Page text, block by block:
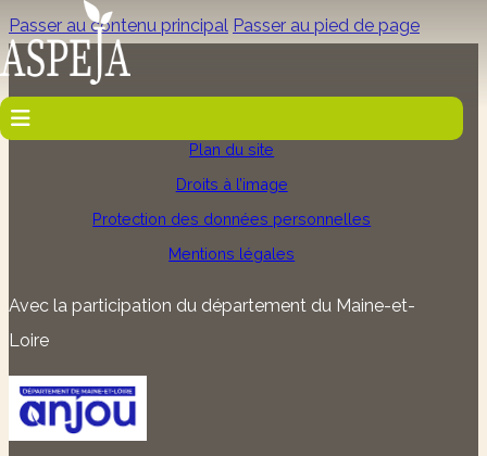
Passer au contenu principal Passer au pied de page
Plan du site
Droits à l’image
Protection des données personnelles
Mentions légales
Avec la participation du département du Maine-et-
Loire